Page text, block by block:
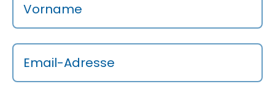
Vorname
Email-Adresse